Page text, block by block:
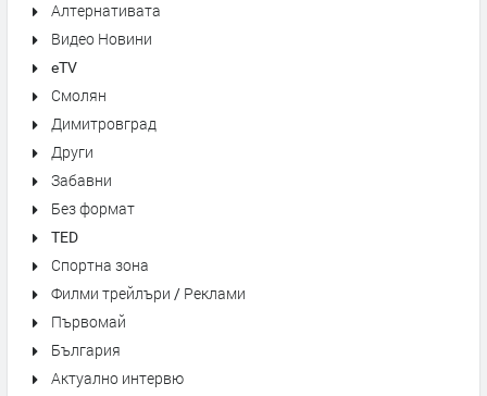
Алтернативата
Видео Новини
eTV
Смолян
Димитровград
Други
Забавни
Без формат
TED
Спортна зона
Филми трейлъри / Реклами
Първомай
България
Актуално интервю